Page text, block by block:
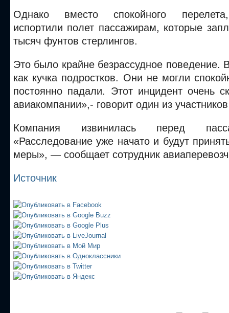
Однако вместо спокойного
испортили полет пассажирам, которые
тысяч фунтов стерлингов.
Это было крайне безрассудное поведение.
как кучка подростков. Они не могли
постоянно падали. Этот инцидент очень
авиакомпании»,- говорит один из
Компания извинилась перед
«Расследование уже начато и будут
меры», — сообщает сотрудник
Источник